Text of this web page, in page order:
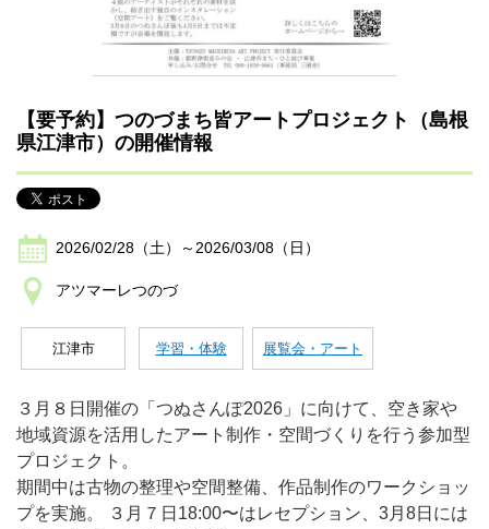
【要予約】つのづまち皆アートプロジェクト（島根
県江津市）の開催情報
2026/02/28（土）～2026/03/08（日）
アツマーレつのづ
江津市 学習・体験 展覧会・アート
３月８日開催の「つぬさんぽ2026」に向けて、空き家や
地域資源を活用したアート制作・空間づくりを行う参加型
プロジェクト。
期間中は古物の整理や空間整備、作品制作のワークショッ
プを実施。 ３月７日18:00〜はレセプション、3月8日には